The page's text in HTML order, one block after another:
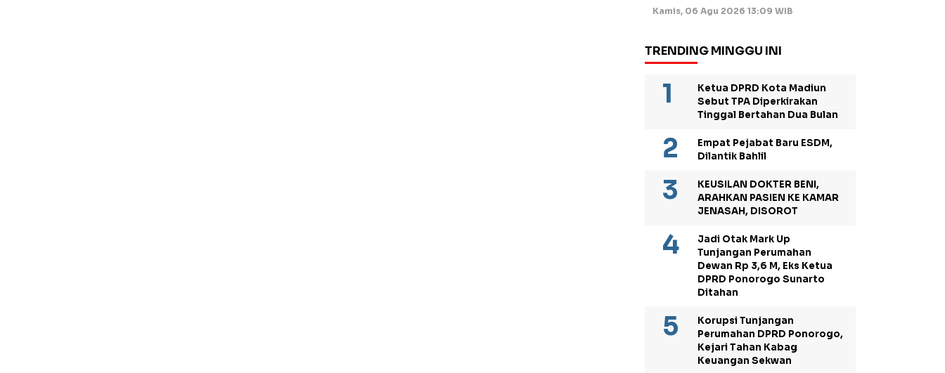
Kamis, 06 Agu 2026 13:09 WIB
TRENDING MINGGU INI
Ketua DPRD Kota Madiun
Sebut TPA Diperkirakan
Tinggal Bertahan Dua Bulan
Empat Pejabat Baru ESDM,
Dilantik Bahlil
KEUSILAN DOKTER BENI,
ARAHKAN PASIEN KE KAMAR
JENASAH, DISOROT
Jadi Otak Mark Up
Tunjangan Perumahan
Dewan Rp 3,6 M, Eks Ketua
DPRD Ponorogo Sunarto
Ditahan
Korupsi Tunjangan
Perumahan DPRD Ponorogo,
Kejari Tahan Kabag
Keuangan Sekwan